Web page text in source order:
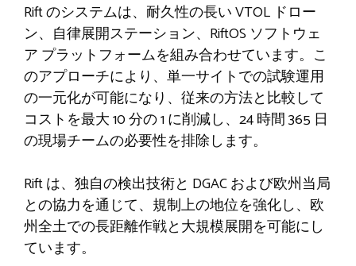
Rift のシステムは、耐久性の長い VTOL ドロー
ン、自律展開ステーション、RiftOS ソフトウェ
ア プラットフォームを組み合わせています。こ
のアプローチにより、単一サイトでの試験運用
の一元化が可能になり、従来の方法と比較して
コストを最大 10 分の 1 に削減し、24 時間 365 日
の現場チームの必要性を排除します。
Rift は、独自の検出技術と DGAC および欧州当局
との協力を通じて、規制上の地位を強化し、欧
州全土での長距離作戦と大規模展開を可能にし
ています。